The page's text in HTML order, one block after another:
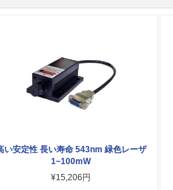
い安定性 長い寿命 543nm 緑色レーザ
1~100mW
¥15,206円